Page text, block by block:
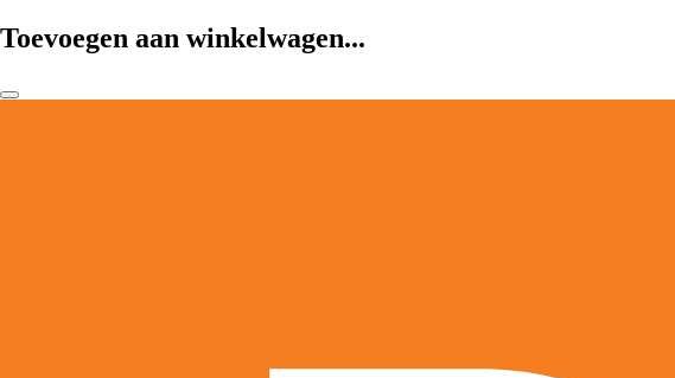
Toevoegen aan winkelwagen...